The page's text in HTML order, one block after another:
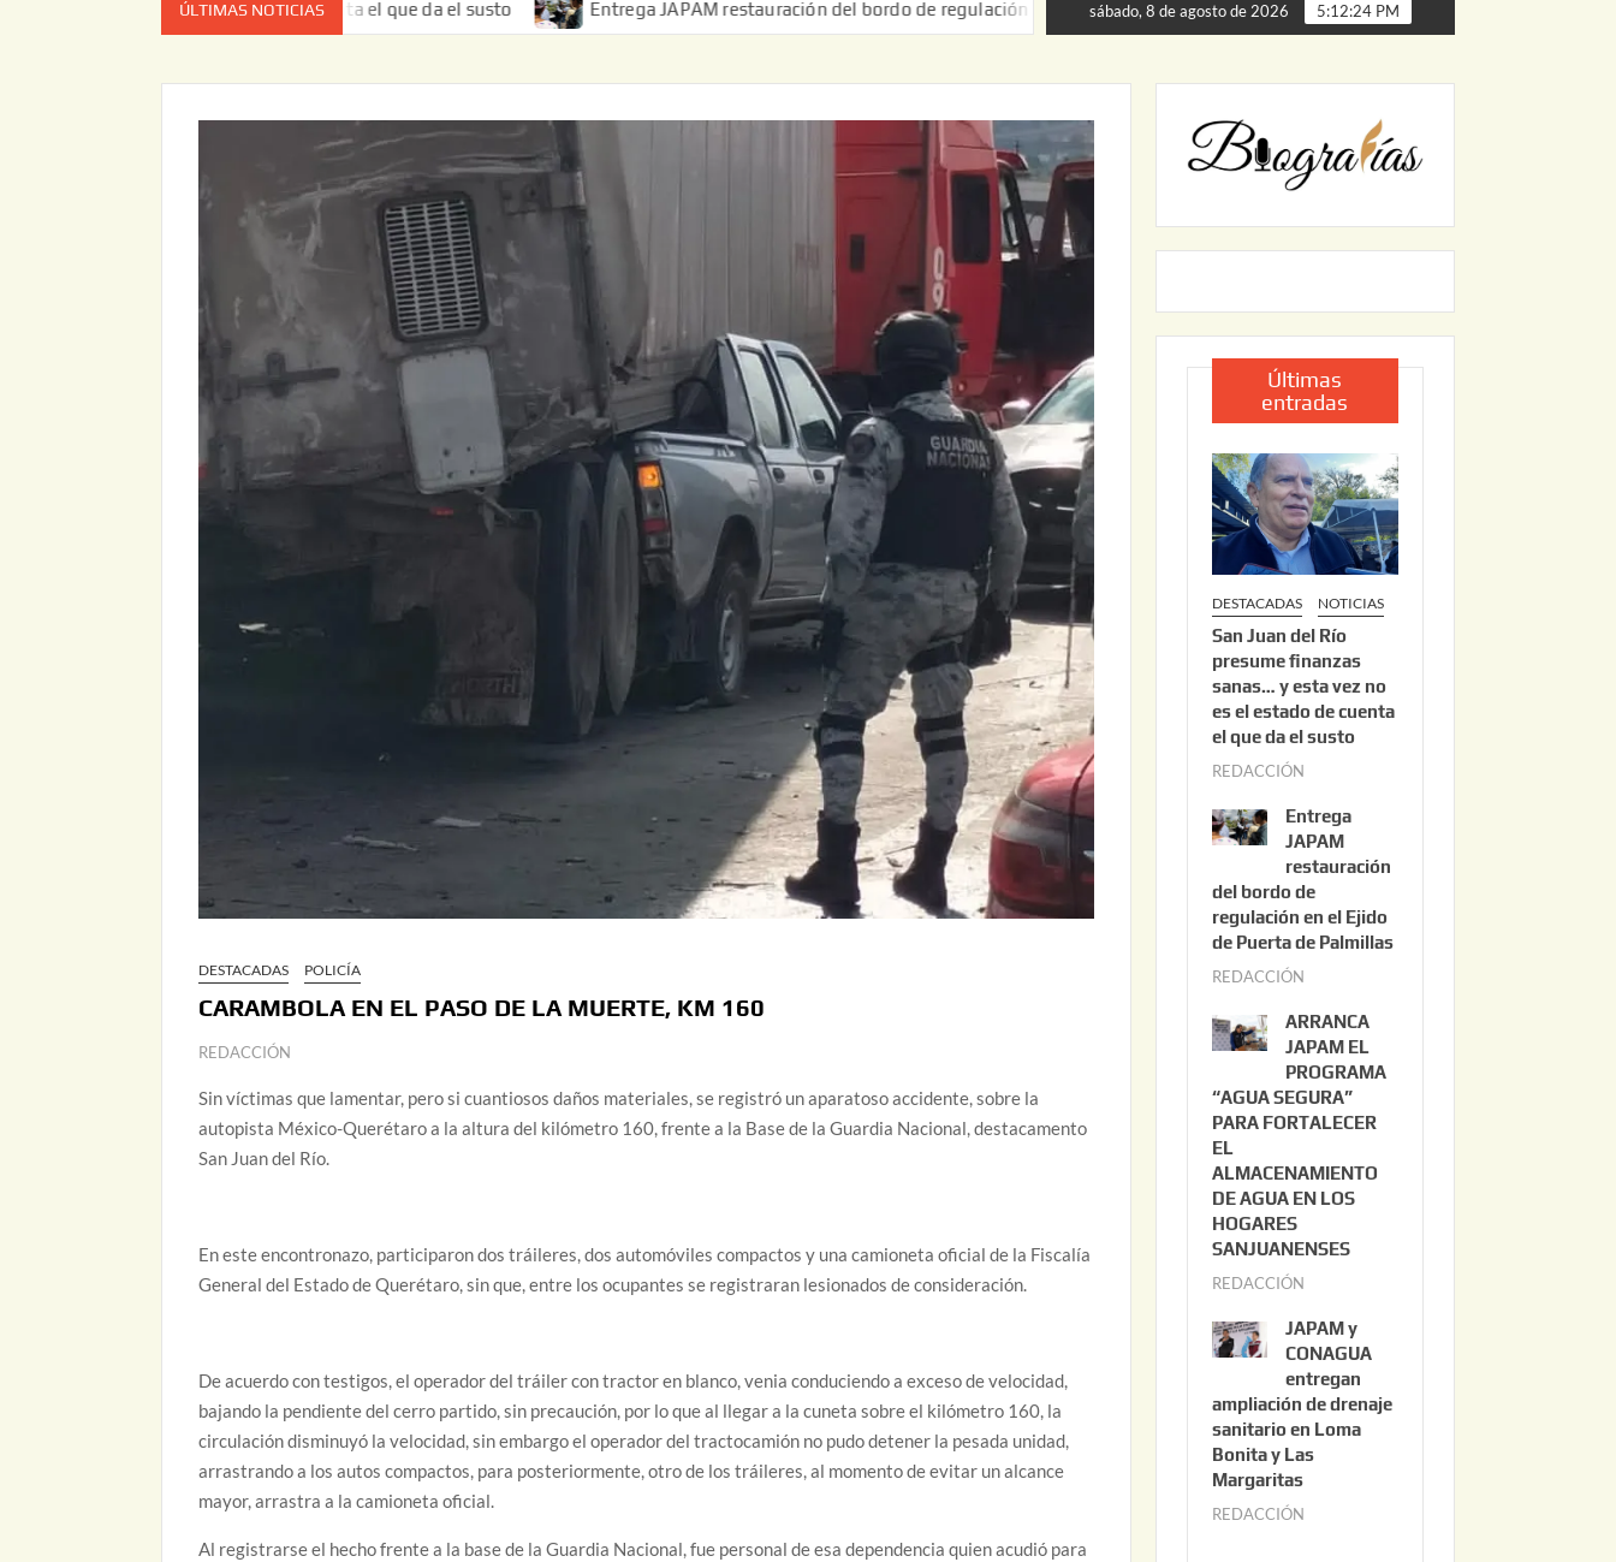
ÚLTIMAS NOTICIAS
es el estado de cuenta el que da el susto Entrega JAPAM restauración del bordo de regulación en el Ejido de Puerta de Palmillas ARRANCA JAPAM EL PROGRAMA “AGUA
sábado, 8 de agosto de 2026 5:12:25 PM
DESTACADAS POLICÍA
CARAMBOLA EN EL PASO DE LA MUERTE, KM 160
REDACCIÓN
Sin víctimas que lamentar, pero si cuantiosos daños materiales, se registró un aparatoso accidente, sobre la
autopista México-Querétaro a la altura del kilómetro 160, frente a la Base de la Guardia Nacional, destacamento
San Juan del Río.
En este encontronazo, participaron dos tráileres, dos automóviles compactos y una camioneta oficial de la Fiscalía
General del Estado de Querétaro, sin que, entre los ocupantes se registraran lesionados de consideración.
De acuerdo con testigos, el operador del tráiler con tractor en blanco, venia conduciendo a exceso de velocidad,
bajando la pendiente del cerro partido, sin precaución, por lo que al llegar a la cuneta sobre el kilómetro 160, la
circulación disminuyó la velocidad, sin embargo el operador del tractocamión no pudo detener la pesada unidad,
arrastrando a los autos compactos, para posteriormente, otro de los tráileres, al momento de evitar un alcance
mayor, arrastra a la camioneta oficial.
Al registrarse el hecho frente a la base de la Guardia Nacional, fue personal de esa dependencia quien acudió para
Últimas
entradas
DESTACADAS NOTICIAS
San Juan del Río
presume finanzas
sanas… y esta vez no
es el estado de cuenta
el que da el susto
REDACCIÓN
o
s
t
o
3
2
0
2
6
Entrega
JAPAM
restauración
del bordo de
regulación en el Ejido
de Puerta de Palmillas
REDACCIÓN
l
i
o
2
0
ARRANCA
JAPAM EL
PROGRAMA
“AGUA SEGURA”
PARA FORTALECER
EL
ALMACENAMIENTO
DE AGUA EN LOS
HOGARES
SANJUANENSES
REDACCIÓN
l
i
o
2
2
JAPAM y
CONAGUA
entregan
ampliación de drenaje
sanitario en Loma
Bonita y Las
Margaritas
REDACCIÓN